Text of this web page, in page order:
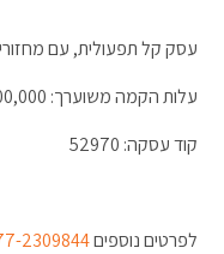
עסק קל תפעולית, עם מחזורי
עלות הקמה משוערך: 500,000 ש"ח
קוד עסקה: 52970
לפרטים נוספים2309844